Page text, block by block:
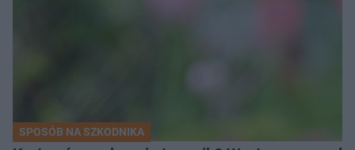
SPOSÓB NA SZKODNIKA